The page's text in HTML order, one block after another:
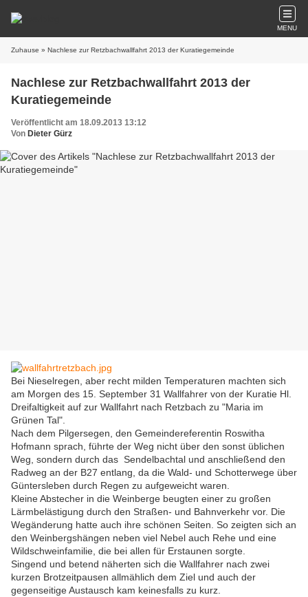
MENU
Zuhause » Nachlese zur Retzbachwallfahrt 2013 der Kuratiegemeinde
Nachlese zur Retzbachwallfahrt 2013 der
Kuratiegemeinde
Veröffentlicht am 18.09.2013 13:12
Von Dieter Gürz
Bei Nieselregen, aber recht milden Temperaturen machten sich
am Morgen des 15. September 31 Wallfahrer von der Kuratie Hl.
Dreifaltigkeit auf zur Wallfahrt nach Retzbach zu "Maria im
Grünen Tal".
Nach dem Pilgersegen, den Gemeindereferentin Roswitha
Hofmann sprach, führte der Weg nicht über den sonst üblichen
Weg, sondern durch das Sendelbachtal und anschließend den
Radweg an der B27 entlang, da die Wald- und Schotterwege über
Güntersleben durch Regen zu aufgeweicht waren.
Kleine Abstecher in die Weinberge beugten einer zu großen
Lärmbelästigung durch den Straßen- und Bahnverkehr vor. Die
Wegänderung hatte auch ihre schönen Seiten. So zeigten sich an
den Weinbergshängen neben viel Nebel auch Rehe und eine
Wildschweinfamilie, die bei allen für Erstaunen sorgte.
Singend und betend näherten sich die Wallfahrer nach zwei
kurzen Brotzeitpausen allmählich dem Ziel und auch der
gegenseitige Austausch kam keinesfalls zu kurz.